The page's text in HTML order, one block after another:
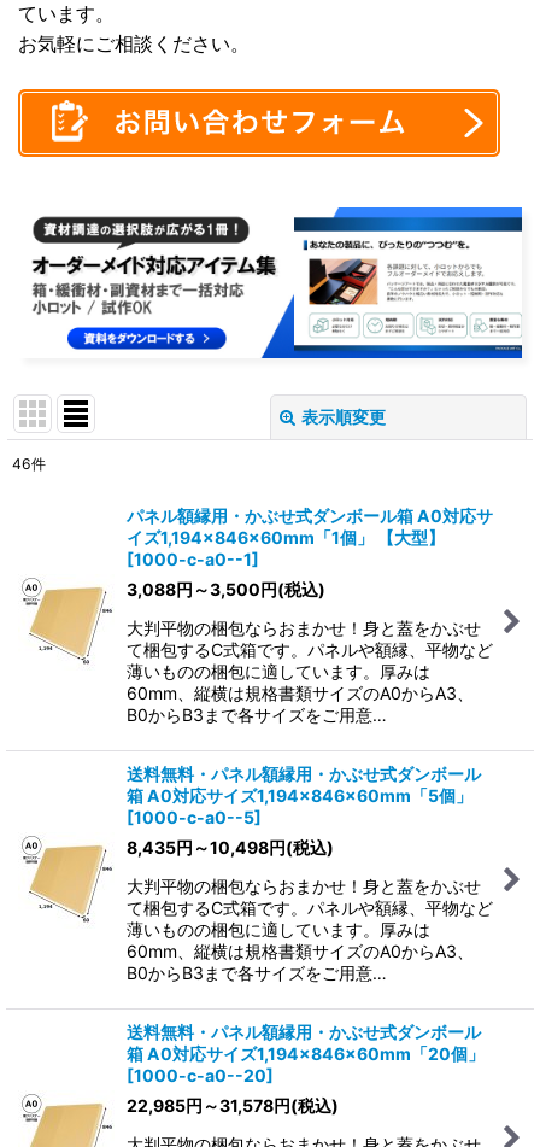
ています。
お気軽にご相談ください。
表示順変更
並び順
絞り込む
46件
パネル額縁用・かぶせ式ダンボール箱 A0対応サ
イズ1,194×846×60mm「1個」
【大型】
[1000-c-a0--1]
3,088円 ～3,500円(税込)
大判平物の梱包ならおまかせ！身と蓋をかぶせ
て梱包するC式箱です。パネルや額縁、平物など
薄いものの梱包に適しています。厚みは
60mm、縦横は規格書類サイズのA0からA3、
B0からB3まで各サイズをご用意…
送料無料・パネル額縁用・かぶせ式ダンボール
箱 A0対応サイズ1,194×846×60mm「5個」
[1000-c-a0--5]
8,435円 ～10,498円(税込)
大判平物の梱包ならおまかせ！身と蓋をかぶせ
て梱包するC式箱です。パネルや額縁、平物など
薄いものの梱包に適しています。厚みは
60mm、縦横は規格書類サイズのA0からA3、
B0からB3まで各サイズをご用意…
送料無料・パネル額縁用・かぶせ式ダンボール
箱 A0対応サイズ1,194×846×60mm「20個」
[1000-c-a0--20]
22,985円 ～31,578円(税込)